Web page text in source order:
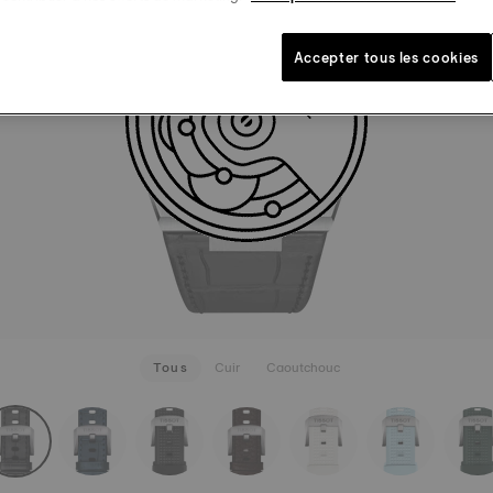
Noir
EN
Tous Cuir Caoutchouc
Accepter tous les cookies